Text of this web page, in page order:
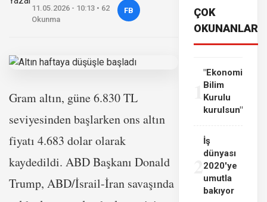
11.05.2026 - 10:13 • 62
Okunma
FB
Gram altın, güne 6.830 TL
seviyesinden başlarken ons altın
fiyatı 4.683 dolar olarak
kaydedildi. ABD Başkanı Donald
Trump, ABD/İsrail-İran savaşında
ÇOK
OKUNANLAR
"Ekonomi
Bilim
Kurulu
kurulsun"
İş
dünyası
2020'ye
umutla
bakıyor